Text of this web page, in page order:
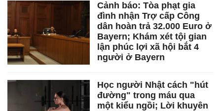
Cảnh báo: Tòa phạt gia
đình nhận Trợ cấp Công
dân hoàn trả 32.000 Euro ở
Bayern; Khám xét tội gian
lận phúc lợi xã hội bắt 4
người ở Bayern
Học người Nhật cách "hút
đường" trong máu qua
một kiểu ngồi; Lời khuyên